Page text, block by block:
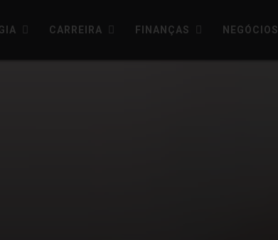
CARREIRA FINANÇAS NEGÓCIOS